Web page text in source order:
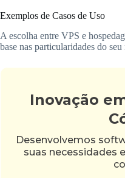
Exemplos de Casos de Uso
A escolha entre VPS e
base nas particularidades do seu
Inovação
Desenvolvemos
suas necessidades